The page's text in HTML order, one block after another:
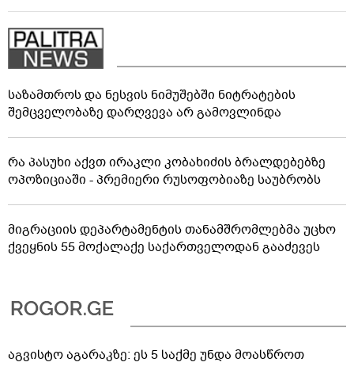
საზამთროს და ნესვის ნიმუშებში ნიტრატების
შემცველობაზე დარღვევა არ გამოვლინდა
რა პასუხი აქვთ ირაკლი კობახიძის ბრალდებებზე
ოპოზიციაში - პრემიერი რუსოფობიაზე საუბრობს
მიგრაციის დეპარტამენტის თანამშრომლებმა უცხო
ქვეყნის 55 მოქალაქე საქართველოდან გააძევეს
აგვისტო აგარაკზე: ეს 5 საქმე უნდა მოასწროთ